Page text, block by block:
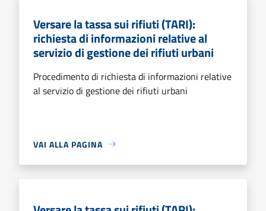
Versare la tassa sui rifiuti (TARI):
richiesta di informazioni relative al
servizio di gestione dei rifiuti urbani
Procedimento di richiesta di informazioni relative
al servizio di gestione dei rifiuti urbani
VAI ALLA PAGINA